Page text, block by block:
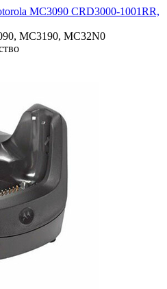
MC3090 СRD3000-1001RR,
MC3190, MC32N0